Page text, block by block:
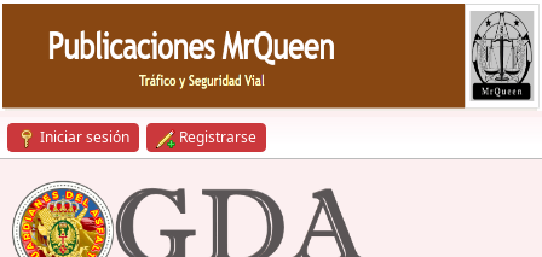
Iniciar sesión Registrarse